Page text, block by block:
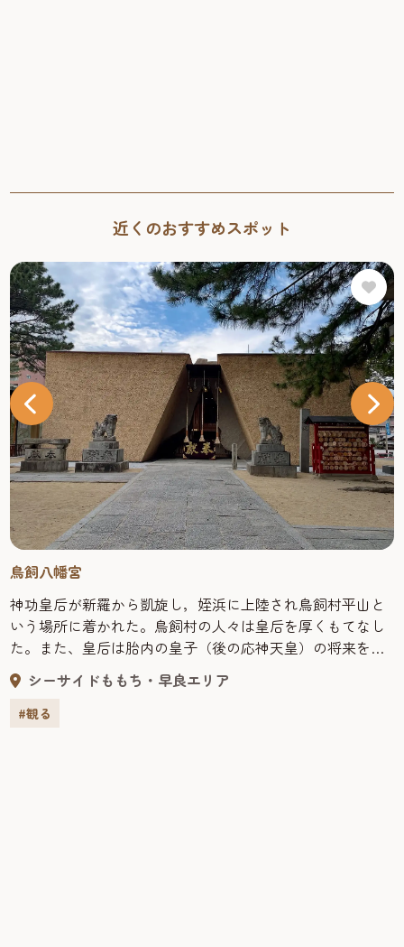
近くのおすすめスポット
鳥飼八幡宮
神功皇后が新羅から凱旋し，姪浜に上陸され鳥飼村平山と
いう場所に着かれた。鳥飼村の人々は皇后を厚くもてなし
た。また、皇后は胎内の皇子（後の応神天皇）の将来を祝
い、この地に泊まって近臣たちにも杯を振る舞ったという
伝説から、子供の成長を助ける子安のご利益があるとされ
ている。その後、村ではこの地に社を建てて、『若八幡』
シーサイドももち・早良エリア
#観る